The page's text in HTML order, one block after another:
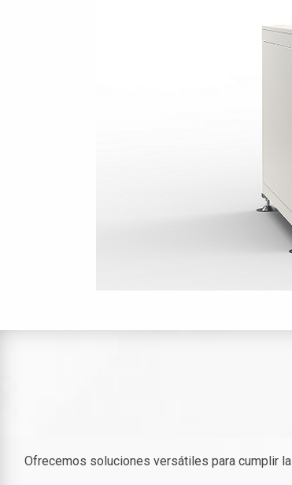
Ofrecemos soluciones versátiles para cumplir